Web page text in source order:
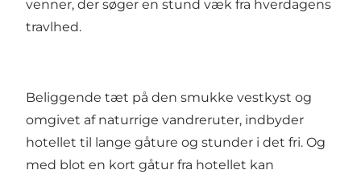
venner, der søger en stund væk fra hverdagens
travlhed.
Beliggende tæt på den smukke vestkyst og
omgivet af naturrige vandreruter, indbyder
hotellet til lange gåture og stunder i det fri. Og
med blot en kort gåtur fra hotellet kan